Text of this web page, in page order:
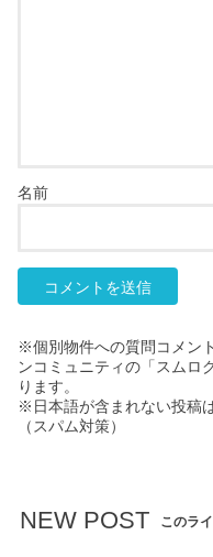
名前
※個別物件への質問コメン
ンコミュニティの「スムロ
ります。
※日本語が含まれない投稿
（スパム対策）
NEW POST このラ